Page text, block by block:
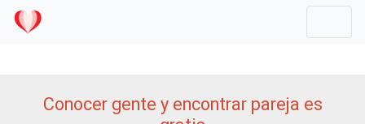
Conocer gente y encontrar pareja es